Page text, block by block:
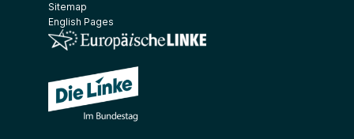
Sitemap
English Pages
(Link öffnet ein neues Fenster)